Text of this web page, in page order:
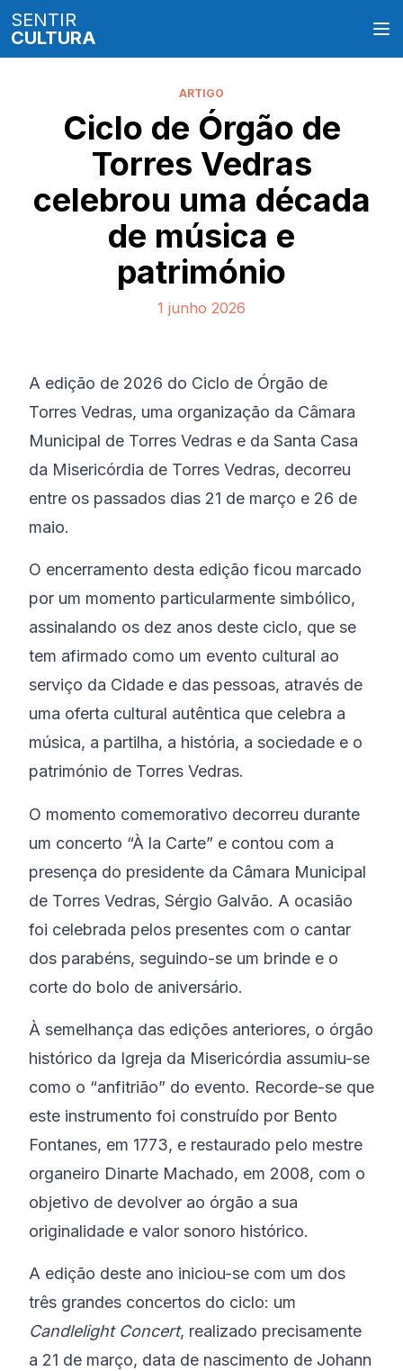
SENTIR
CULTURA
ARTIGO
Ciclo de Órgão de
Torres Vedras
celebrou uma década
de música e
património
1 junho 2026
A edição de 2026 do Ciclo de Órgão de
Torres Vedras, uma organização da Câmara
Municipal de Torres Vedras e da Santa Casa
da Misericórdia de Torres Vedras, decorreu
entre os passados dias 21 de março e 26 de
maio.
O encerramento desta edição ficou marcado
por um momento particularmente simbólico,
assinalando os dez anos deste ciclo, que se
tem afirmado como um evento cultural ao
serviço da Cidade e das pessoas, através de
uma oferta cultural autêntica que celebra a
música, a partilha, a história, a sociedade e o
património de Torres Vedras.
O momento comemorativo decorreu durante
um concerto “À la Carte” e contou com a
presença do presidente da Câmara Municipal
de Torres Vedras, Sérgio Galvão. A ocasião
foi celebrada pelos presentes com o cantar
dos parabéns, seguindo-se um brinde e o
corte do bolo de aniversário.
À semelhança das edições anteriores, o órgão
histórico da Igreja da Misericórdia assumiu-se
como o “anfitrião” do evento. Recorde-se que
este instrumento foi construído por Bento
Fontanes, em 1773, e restaurado pelo mestre
organeiro Dinarte Machado, em 2008, com o
objetivo de devolver ao órgão a sua
originalidade e valor sonoro histórico.
A edição deste ano iniciou-se com um dos
três grandes concertos do ciclo: um
Candlelight Concert, realizado precisamente
a 21 de março, data de nascimento de Johann